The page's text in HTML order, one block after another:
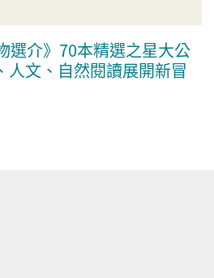
選介》70本精選之星大公
人文、自然閱讀展開新冒